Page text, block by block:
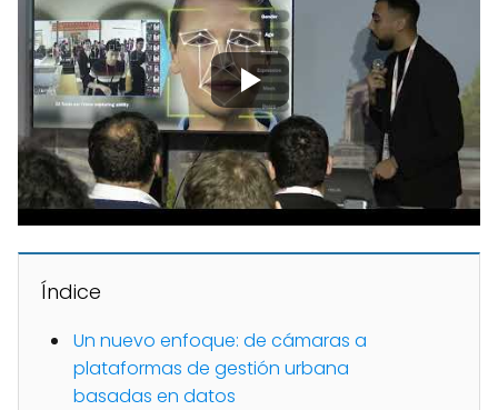
Índice
Un nuevo enfoque: de cámaras a
plataformas de gestión urbana
basadas en datos